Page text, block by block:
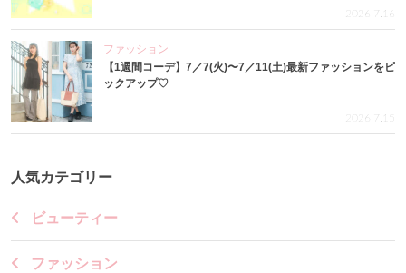
2026.7.16
ファッション
【1週間コーデ】7／7(火)〜7／11(土)最新ファッションをピ
ックアップ♡
2026.7.15
人気カテゴリー
ビューティー
ファッション